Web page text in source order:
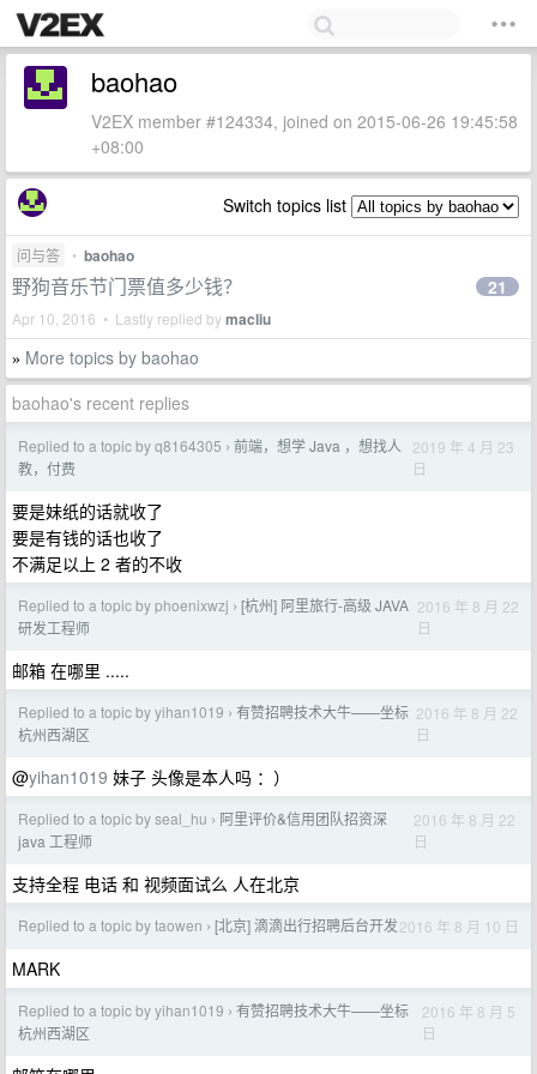
baohao
V2EX member #124334, joined on 2015-06-26 19:45:58
+08:00
Switch topics list
问与答 • baohao
野狗音乐节门票值多少钱？
Apr 10, 2016 • Lastly replied bymacliu
21
» More topics by baohao
baohao's recent replies
Replied to a topic by q8164305 › 前端，想学 Java ，想找人
教，付费
2019 年 4 月 23
日
要是妹纸的话就收了
要是有钱的话也收了
不满足以上 2 者的不收
Replied to a topic by phoenixwzj › [杭州] 阿里旅行-高级 JAVA
研发工程师
2016 年 8 月 22
日
邮箱 在哪里 .....
Replied to a topic by yihan1019 › 有赞招聘技术大牛——坐标
杭州西湖区
2016 年 8 月 22
日
@yihan1019 妹子 头像是本人吗 ：）
Replied to a topic by seal_hu › 阿里评价&信用团队招资深
java 工程师
2016 年 8 月 22
日
支持全程 电话 和 视频面试么 人在北京
Replied to a topic by taowen › [北京] 滴滴出行招聘后台开发2016 年 8 月 10 日
MARK
Replied to a topic by yihan1019 › 有赞招聘技术大牛——坐标
杭州西湖区
2016 年 8 月 5
日